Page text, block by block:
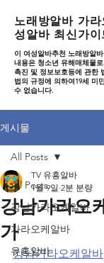
노래방알바 가
성알바 최신가이
이 여성알바추천 노래방알
내용은 청소년 유해매체물
촉진 및 정보보호등에 관한
법의 규정에 의하여19세 미
수 없습니다.
게시물
All Posts
강남가라오케알바
가라오케알바
유흥알바
All Posts
강남가라오
가
TV 유흥알바
1월 9일 2분 분량
강남가라오케알바